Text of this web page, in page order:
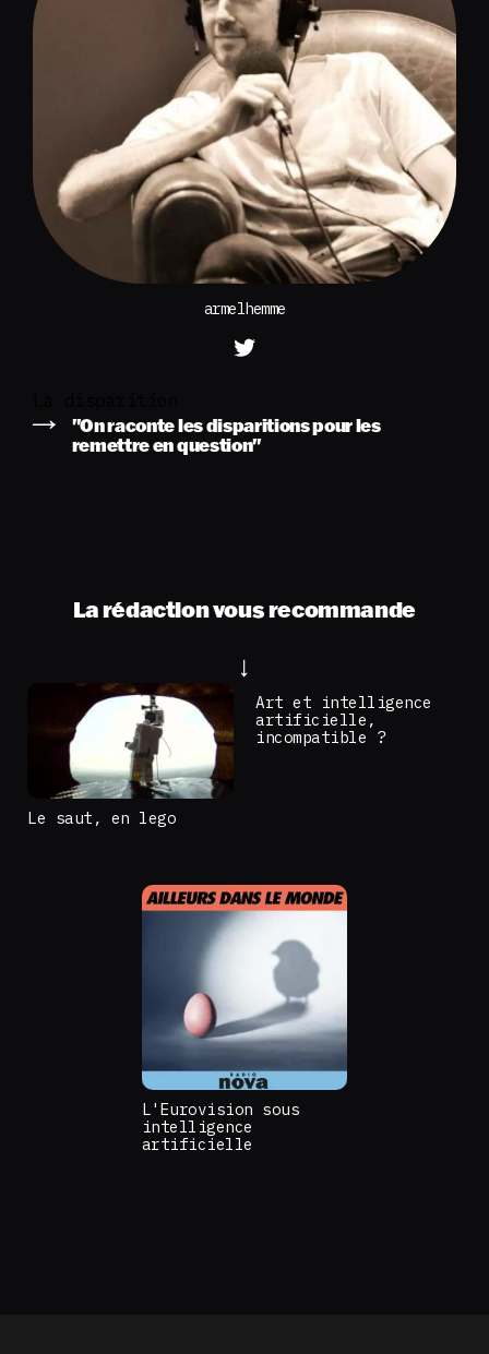
armelhemme
"On raconte les disparitions pour les
remettre en question"
La rédaction vous recommande
Le saut, en lego
Art et intelligence
artificielle,
incompatible ?
L'Eurovision sous
intelligence
artificielle